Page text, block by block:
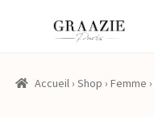
Accueil› Shop › Femme ›